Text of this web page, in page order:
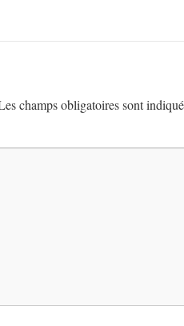
champs obligatoires sont